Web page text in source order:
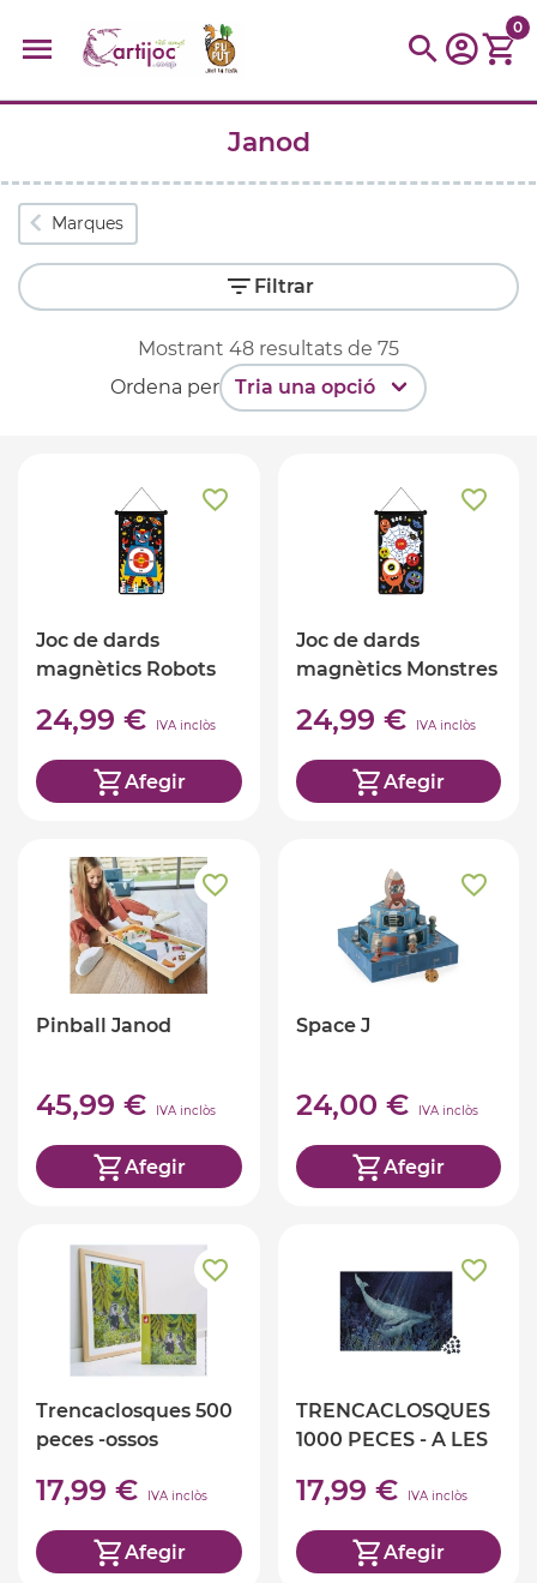
disfressa trencaclosques baldufa
cotxe
camio
parquing
0
Janod
Marques
Filtrar
Mostrant 48 resultats de 75
Ordena per
Joc de dards
magnètics Robots
24,99 € IVA inclòs
Afegir
Joc de dards
magnètics Monstres
24,99 € IVA inclòs
Afegir
Pinball Janod
45,99 € IVA inclòs
Afegir
Space J
24,00 € IVA inclòs
Afegir
Trencaclosques 500
peces -ossos
17,99 € IVA inclòs
Afegir
TRENCACLOSQUES
1000 PECES - A LES
17,99 € IVA inclòs
Afegir